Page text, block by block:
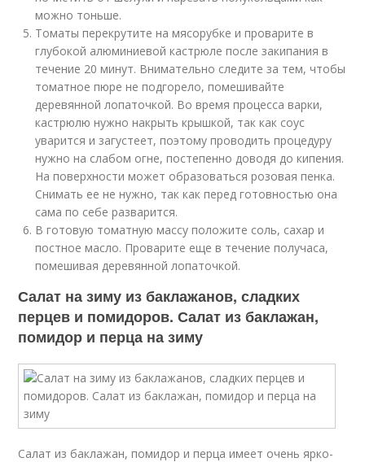
можно тоньше.
Томаты перекрутите на мясорубке и проварите в
глубокой алюминиевой кастрюле после закипания в
течение 20 минут. Внимательно следите за тем, чтобы
томатное пюре не подгорело, помешивайте
деревянной лопаточкой. Во время процесса варки,
кастрюлю нужно накрыть крышкой, так как соус
уварится и загустеет, поэтому проводить процедуру
нужно на слабом огне, постепенно доводя до кипения.
На поверхности может образоваться розовая пенка.
Снимать ее не нужно, так как перед готовностью она
сама по себе разварится.
В готовую томатную массу положите соль, сахар и
постное масло. Проварите еще в течение получаса,
помешивая деревянной лопаточкой.
Салат на зиму из баклажанов, сладких
перцев и помидоров. Салат из баклажан,
помидор и перца на зиму
Салат из баклажан, помидор и перца имеет очень ярко-